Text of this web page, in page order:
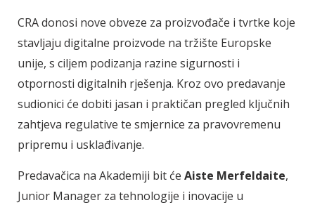
CRA donosi nove obveze za proizvođače i tvrtke koje
stavljaju digitalne proizvode na tržište Europske
unije, s ciljem podizanja razine sigurnosti i
otpornosti digitalnih rješenja. Kroz ovo predavanje
sudionici će dobiti jasan i praktičan pregled ključnih
zahtjeva regulative te smjernice za pravovremenu
pripremu i usklađivanje.
Predavačica na Akademiji bit će Aiste Merfeldaite,
Junior Manager za tehnologije i inovacije u